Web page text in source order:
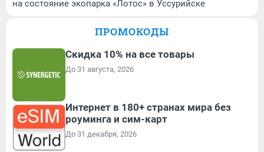
на состояние экопарка «Лотос» в Уссурийске
ПРОМОКОДЫ
Скидка 10% на все товары
До 31 августа, 2026
Интернет в 180+ странах мира без
роуминга и сим-карт
До 31 декабря, 2026